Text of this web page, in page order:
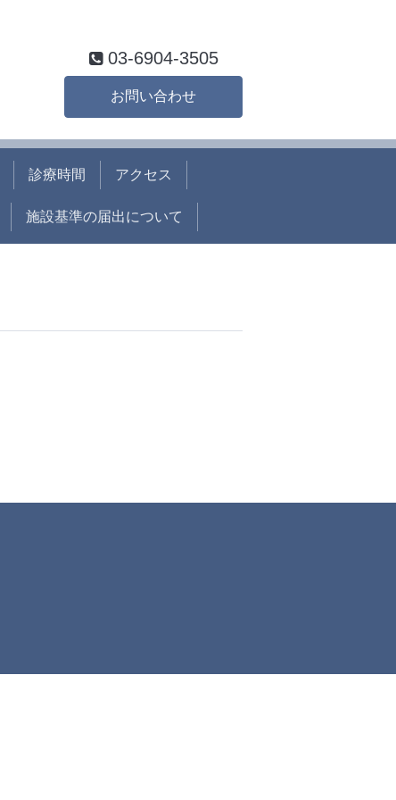
03-6904-3505
お問い合わせ
診療時間 アクセス
施設基準の届出について